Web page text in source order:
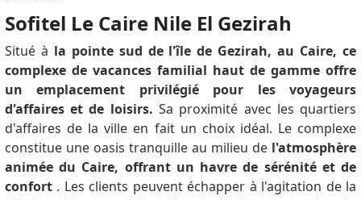
Sofitel Le Caire Nile El Gezirah
Situé à la pointe sud de l'île de Gezirah, au Caire, ce
complexe de vacances familial haut de gamme offre
un emplacement privilégié pour les voyageurs
d'affaires et de loisirs. Sa proximité avec les quartiers
d'affaires de la ville en fait un choix idéal. Le complexe
constitue une oasis tranquille au milieu de l'atmosphère
animée du Caire, offrant un havre de sérénité et de
confort. Les clients peuvent échapper à l'agitation de la